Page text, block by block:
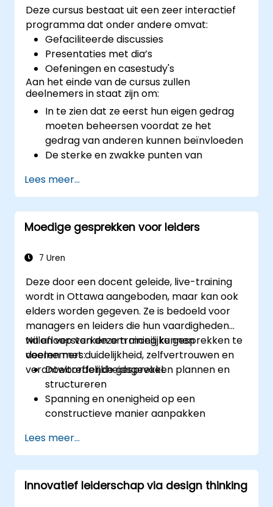
Deze cursus bestaat uit een zeer interactief
programma dat onder andere omvat:
Gefaciliteerde discussies
Presentaties met dia’s
Oefeningen en casestudy's
Aan het einde van de cursus zullen
deelnemers in staat zijn om:
In te zien dat ze eerst hun eigen gedrag
moeten beheersen voordat ze het
gedrag van anderen kunnen beïnvloeden
De sterke en zwakke punten van
begrijpen
Hun interne en externe klanten en
belanghebbenden effectief te managen
Aan te geven hoe ze moeilijke situaties op
Lees meer...
Moedige gesprekken voor leiders
7 Uren
Deze door een docent geleide, live-training
wordt in Ottawa aangeboden, maar kan ook
elders worden gegeven. Ze is bedoeld voor
managers en leiders die hun vaardigheden
willen versterken om moeilijke gesprekken te
voeren met duidelijkheid, zelfvertrouwen en
verantwoordelijkheidsgevoel.
Na afloop van deze training kunnen
deelnemers:
Doeltreffende gesprekken plannen en
structureren
Spanning en onenigheid op een
constructieve manier aanpakken
verantwoordelijkheidsgevoel binnen het
team vergroten
Onder druk toch helder en beheerst
leiding geven
Lees meer...
Innovatief leiderschap via design thinking